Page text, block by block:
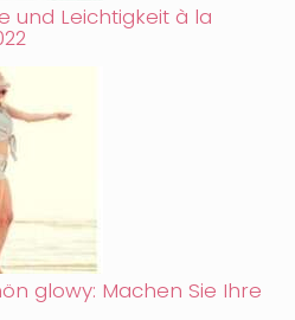
und Leichtigkeit à la
glowy: Machen Sie Ihre